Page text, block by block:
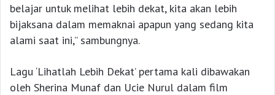
belajar untuk melihat lebih dekat, kita akan lebih
bijaksana dalam memaknai apapun yang sedang kita
alami saat ini,” sambungnya.
Lagu ‘Lihatlah Lebih Dekat’ pertama kali dibawakan
oleh Sherina Munaf dan Ucie Nurul dalam film